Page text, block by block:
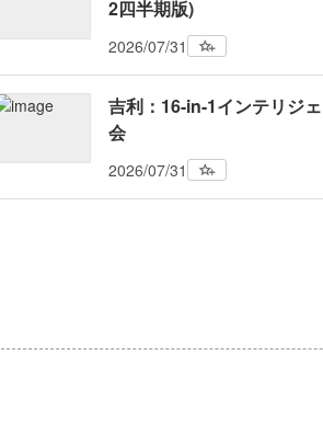
2四半期版)
2026/07/31
吉利：16-in-1インテリジ
会
2026/07/31